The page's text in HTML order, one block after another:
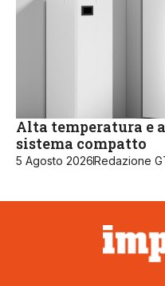
Alta temperatura e
sistema compatto
5 Agosto 2026Redazione